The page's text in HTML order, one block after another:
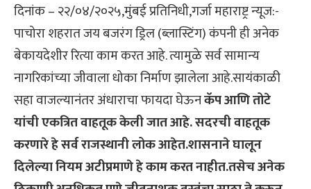
दिनांक – २२/०४/२०२५,मुंबई प्रतिनिधी,गर्जा महाराष्ट्र न्यूज:-
पाचोरा शहरात जय बजरंग ड्रिल (ब्लास्टिंग) कंपनी ही अनेक
बेकायदेशीर रित्या काम करत आहे. त्यामुळे सर्व सामान्य
नागरिकांच्या जीवाला धोका निर्माण झालेला आहे.सायंकाळी
सहा वाजल्यानंतर अंधाराचा फायदा घेऊनकॅप आणि तोटे
यांची एकत्रित वाहतूक केली जात आहे. सदरची वाहतूक
करणारे हे सर्व राजस्थानी लोक आहेत.शासनाने घालून
दिलेल्या नियम अटीप्रमाणे हे काम करत नाहीत.तसेच अनेक